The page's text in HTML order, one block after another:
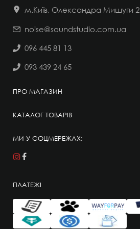
м.Київ, Олександра Мишуги 2
noise@soundstudio.com.ua
096 445 81 13
093 439 24 65
ПРО МАГАЗИН
КАТАЛОГ ТОВАРІВ
МИ У СОЦМЕРЕЖАХ:
ПЛАТЕЖІ